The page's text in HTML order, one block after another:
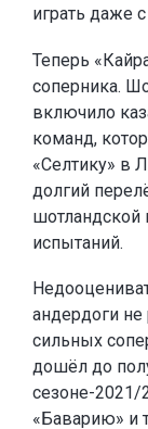
играть даже
Теперь
соперника.
включило
команд,
«Селтику» в
долгий
испытаний.
андердоги
сильных
дошёл до
сезоне-2021/
«Баварию» и